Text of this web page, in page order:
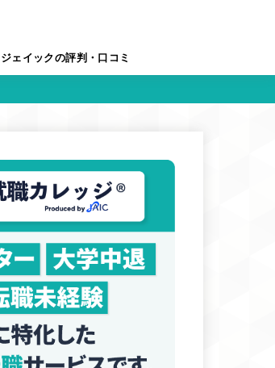
ジェイックの評判・口コミ